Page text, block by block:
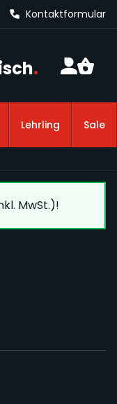
(inkl.
Kontaktformular
.
Lehrling Sale
MwSt.)!